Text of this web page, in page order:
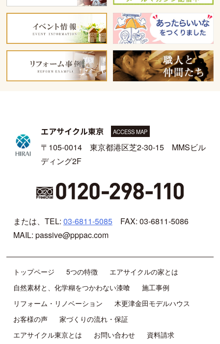
エアサイクル東京 ACCESS MAP
〒105-0014 東京都港区芝2-30-15 MMSビル
ディング2F
または、TEL: 03-6811-5085
FAX: 03-6811-5086
MAIL: passive@pppac.com
トップページ 5つの特徴
エアサイクルの家とは
自然素材と、化学糊をつかわない漆喰
施工事例
リフォーム・リノベーション
木更津金田モデルハウス
お客様の声
家づくりの流れ・保証
エアサイクル東京とは
お問い合わせ 資料請求